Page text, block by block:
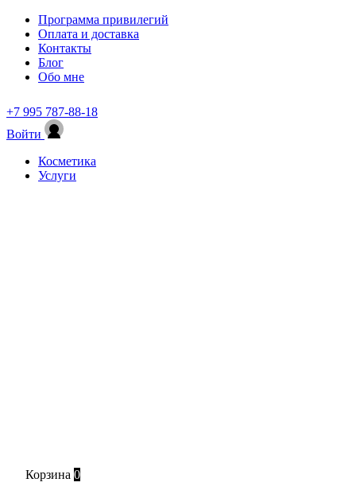
Программа привилегий
Оплата и доставка
Контакты
Блог
Обо мне
+7 995 787-88-18
Войти
Косметика
Услуги
Корзина 0